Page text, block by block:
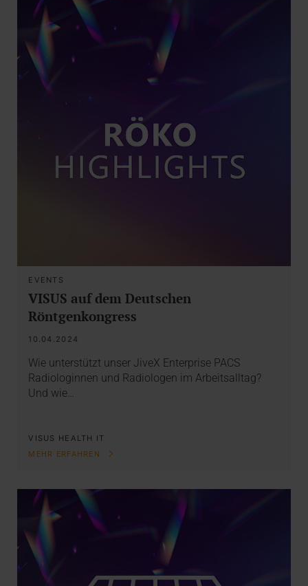
EVENTS
VISUS auf dem Deutschen
Röntgenkongress
10.04.2024
Wie unterstützt unser JiveX Enterprise PACS
Radiologinnen und Radiologen im Arbeitsalltag?
Und wie…
VISUS HEALTH IT
MEHR ERFAHREN